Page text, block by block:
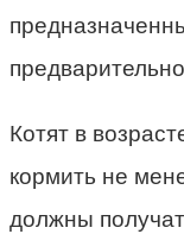
Котят в
кормить не
должны